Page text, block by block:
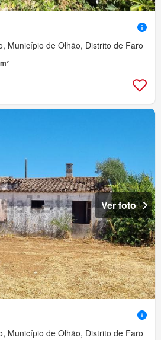
Município de Olhão, Distrito de Faro
Ver foto
Município de Olhão, Distrito de Faro